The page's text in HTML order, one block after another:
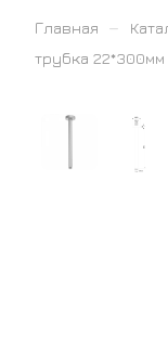
Главная –
трубка